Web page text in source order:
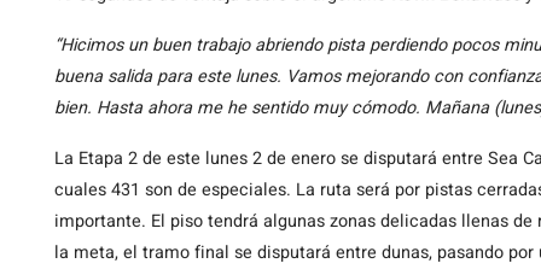
“Hicimos un buen trabajo abriendo pista perdiendo pocos
buena salida para este lunes. Vamos mejorando con
bien. Hasta ahora me he sentido muy cómodo. Mañana
La Etapa 2 de este lunes 2 de enero se disputará entre Sea
cuales 431 son de especiales. La ruta será por pistas
importante. El piso tendrá algunas zonas delicadas llenas
la meta, el tramo final se disputará entre dunas, pasando